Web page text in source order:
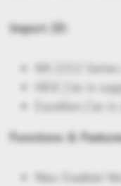
Import 2D:
NX 2212
HEIC ("as is
Excellon ("as is
Functions &
Neu: Exakter